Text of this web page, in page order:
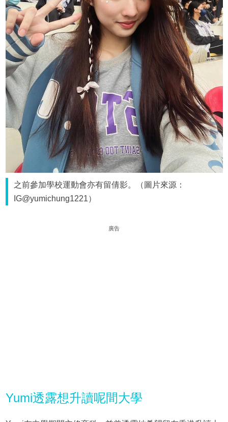
之前參加學校運動會亦有留倩影。（圖片來源：
IG@yumichung1221）
廣告
Yumi透露想升讀呢間大學